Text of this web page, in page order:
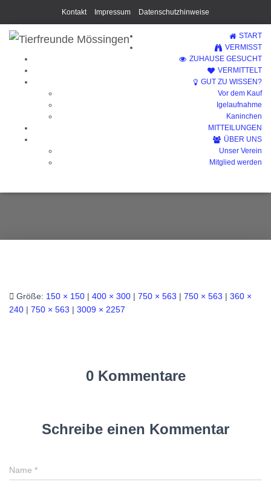
Kontakt Impressum Datenschutzhinweise
START
VERMISST
ZUHAUSE GESUCHT
VERMITTELT
GUT ZU WISSEN?
Vor dem Kauf
Igelaufnahme
Kaninchen
MITTEILUNGEN
ÜBER UNS
Unser Verein
Mitglied werden
Größe: 150 × 150 | 400 × 300 | 750 × 563 | 750 × 563 | 360 ×
240 | 750 × 563 | 3009 × 2257
0 Kommentare
Schreibe einen Kommentar
Name *